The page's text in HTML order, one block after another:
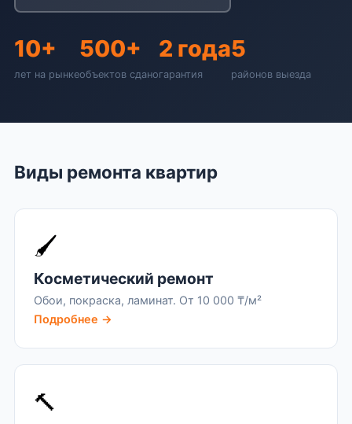
10+
лет на рынке
500+
объектов сдано
2 года
гарантия
5
районов выезда
Виды ремонта квартир
🖌️
Косметический ремонт
Обои, покраска, ламинат. От 10 000 ₸/м²
Подробнее →
🔨